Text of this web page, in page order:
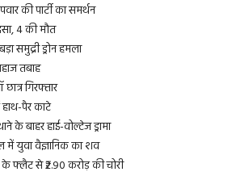
की पार्टी का समर्थन
4 की मौत
समुद्री ड्रोन हमला
तबाह
गिरफ्तार
पैर काटे
के बाहर हाई-वोल्टेज ड्रामा
युवा वैज्ञानिक का शव
के फ्लैट से ₹2.90 करोड़ की चोरी